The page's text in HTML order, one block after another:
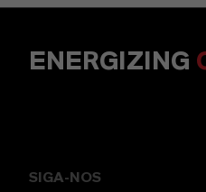
ENERGIZING
SIGA-NOS